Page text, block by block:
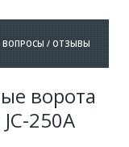
ВОПРОСЫ / ОТЗЫВЫ
ворота
250A